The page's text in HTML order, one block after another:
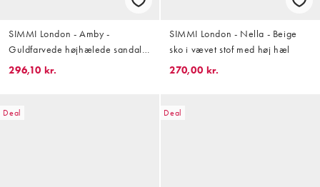
SIMMI London - Amby -
Guldfarvede højhælede sandaler
med spejleffekt og stropper
296,10 kr.
SIMMI London - Nella - Beige
sko i vævet stof med høj hæl
270,00 kr.
Deal Deal